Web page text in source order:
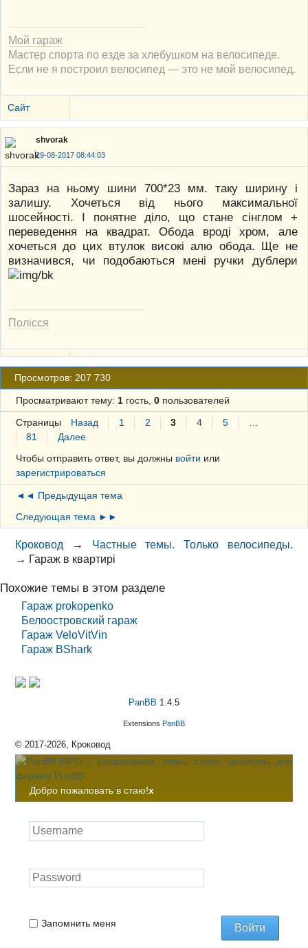
Мой гараж
Мастер спорта по езде за хлебушком на велосипеде.
Если не я построил велосипед — это не мой велосипед.
Сайт
shvorak
29-08-2017 08:44:03
Зараз на ньому шини 700*23 мм. таку ширину і
залишу. Хочеться від нього максимальної
шосейності. І понятне діло, що стане сінглом +
переведення на квадрат. Обода вроді хром, але
хочеться до цих втулок високі алю обода. Ще не
визначився, чи подобаються мені ручки дублери
Полісся
Просмотров: 207 730
Просматривают тему: 1гость, 0пользователей
Страницы Назад 1 2 3 4 5
…
81
Далее
Чтобы отправить ответ, вы должны войти или
зарегистрироваться
◄◄ Предыдущая тема
Следующая тема ►►
Кроковод → Частные темы. Только велосипеды.
→ Гараж в квартирі
Похожие темы в этом разделе
Гараж prokopenko
Белоостровский гараж
Гараж VeloVitVin
Гараж BShark
PanBB 1.4.5
Extensions PanBB
© 2017-2026, Кроковод
Добро пожаловать в стаю!x
Запомнить меня